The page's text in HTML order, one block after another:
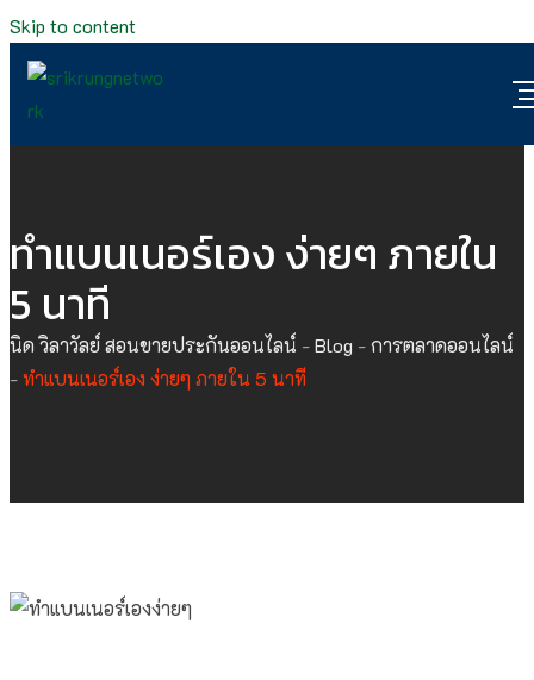
Skip to content
ทำแบนเนอร์เอง ง่ายๆ ภายใน
5 นาที
นิด วิลาวัลย์ สอนขายประกันออนไลน์ -Blog -การตลาดออนไลน์
-ทำแบนเนอร์เอง ง่ายๆ ภายใน 5 นาที